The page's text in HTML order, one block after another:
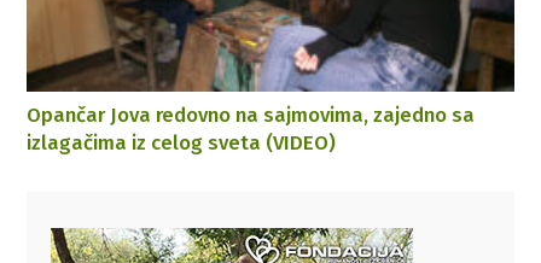
Opančar Jova redovno na sajmovima, zajedno sa
izlagačima iz celog sveta (VIDEO)